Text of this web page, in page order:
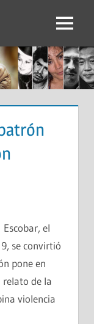
Menú
el
se convirtió
pone en
relato de la
violencia